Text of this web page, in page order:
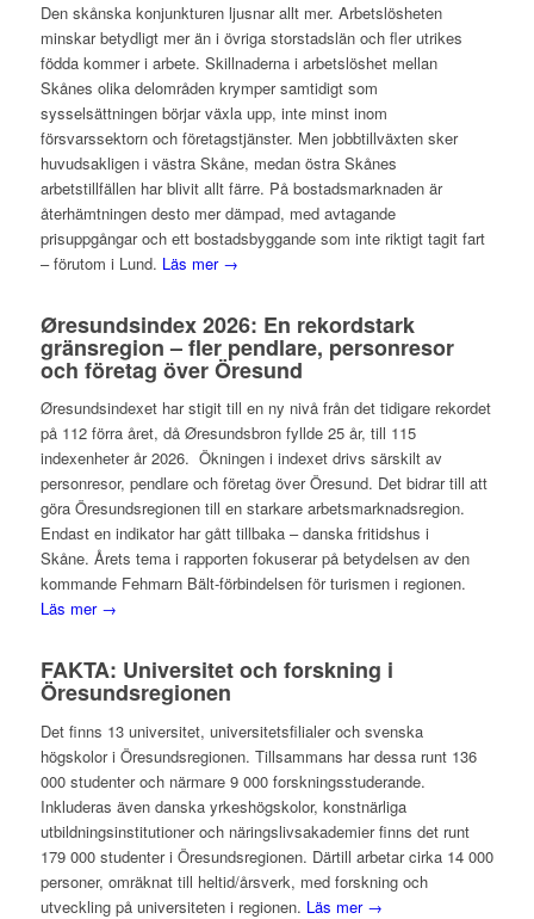
Den skånska konjunkturen ljusnar allt mer. Arbetslösheten
minskar betydligt mer än i övriga storstadslän och fler utrikes
födda kommer i arbete. Skillnaderna i arbetslöshet mellan
Skånes olika delområden krymper samtidigt som
sysselsättningen börjar växla upp, inte minst inom
försvarssektorn och företagstjänster. Men jobbtillväxten sker
huvudsakligen i västra Skåne, medan östra Skånes
arbetstillfällen har blivit allt färre. På bostadsmarknaden är
återhämtningen desto mer dämpad, med avtagande
prisuppgångar och ett bostadsbyggande som inte riktigt tagit fart
– förutom i Lund. Läs mer →
Øresundsindex 2026: En rekordstark
gränsregion – fler pendlare, personresor
och företag över Öresund
Øresundsindexet har stigit till en ny nivå från det tidigare rekordet
på 112 förra året, då Øresundsbron fyllde 25 år, till 115
indexenheter år 2026. Ökningen i indexet drivs särskilt av
personresor, pendlare och företag över Öresund. Det bidrar till att
göra Öresundsregionen till en starkare arbetsmarknadsregion.
Endast en indikator har gått tillbaka – danska fritidshus i
Skåne. Årets tema i rapporten fokuserar på betydelsen av den
kommande Fehmarn Bält-förbindelsen för turismen i regionen.
Läs mer →
FAKTA: Universitet och forskning i
Öresundsregionen
Det finns 13 universitet, universitetsfilialer och svenska
högskolor i Öresundsregionen. Tillsammans har dessa runt 136
000 studenter och närmare 9 000 forskningsstuderande.
Inkluderas även danska yrkeshögskolor, konstnärliga
utbildningsinstitutioner och näringslivsakademier finns det runt
179 000 studenter i Öresundsregionen. Därtill arbetar cirka 14 000
personer, omräknat till heltid/årsverk, med forskning och
utveckling på universiteten i regionen. Läs mer →